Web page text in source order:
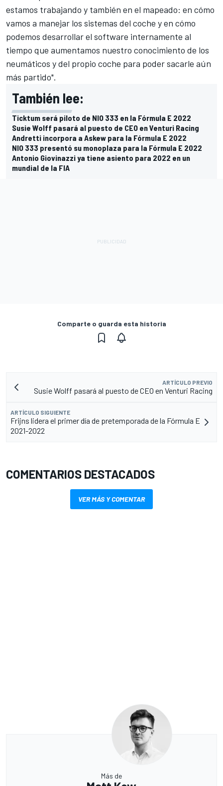
estamos trabajando y también en el mapeado: en cómo
vamos a manejar los sistemas del coche y en cómo
podemos desarrollar el software internamente al
tiempo que aumentamos nuestro conocimiento de los
neumáticos y del propio coche para poder sacarle aún
más partido".
También lee:
Ticktum será piloto de NIO 333 en la Fórmula E 2022
Susie Wolff pasará al puesto de CEO en Venturi Racing
Andretti incorpora a Askew para la Fórmula E 2022
NIO 333 presentó su monoplaza para la Fórmula E 2022
Antonio Giovinazzi ya tiene asiento para 2022 en un
mundial de la FIA
Comparte o guarda esta historia
ARTÍCULO PREVIO
Susie Wolff pasará al puesto de CEO en Venturi Racing
ARTÍCULO SIGUIENTE
Frijns lidera el primer día de pretemporada de la Fórmula E
2021-2022
COMENTARIOS DESTACADOS
VER MÁS Y COMENTAR
Más de